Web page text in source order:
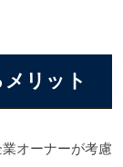
リット
オーナーが考慮